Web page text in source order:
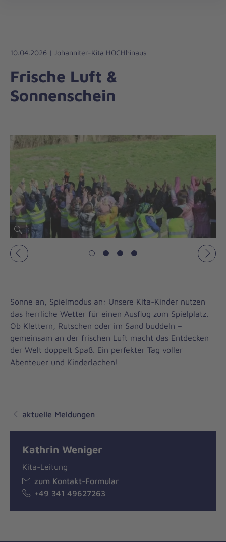
10.04.2026 | Johanniter-Kita HOCHhinaus
Frische Luft &
Sonnenschein
Vorheriges
Sonne an, Spielmodus an: Unsere Kita-Kinder nutzen
das herrliche Wetter für einen Ausflug zum Spielplatz.
Ob Klettern, Rutschen oder im Sand buddeln –
gemeinsam an der frischen Luft macht das Entdecken
der Welt doppelt Spaß. Ein perfekter Tag voller
Abenteuer und Kinderlachen!
aktuelle Meldungen
Kathrin Weniger
Kita-Leitung
zum Kontakt-Formular
+49 341 49627263